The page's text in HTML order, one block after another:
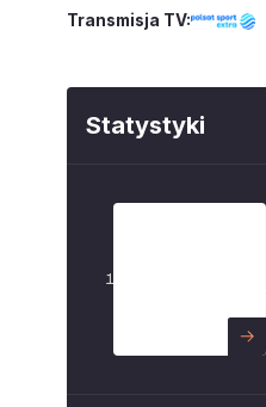
Transmisja TV:
Statystyki
1